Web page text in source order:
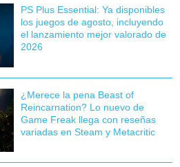
PS Plus Essential: Ya disponibles
los juegos de agosto, incluyendo
el lanzamiento mejor valorado de
2026
¿Merece la pena Beast of
Reincarnation? Lo nuevo de
Game Freak llega con reseñas
variadas en Steam y Metacritic